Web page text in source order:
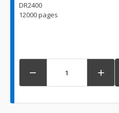
DR2400
12000 pages
 